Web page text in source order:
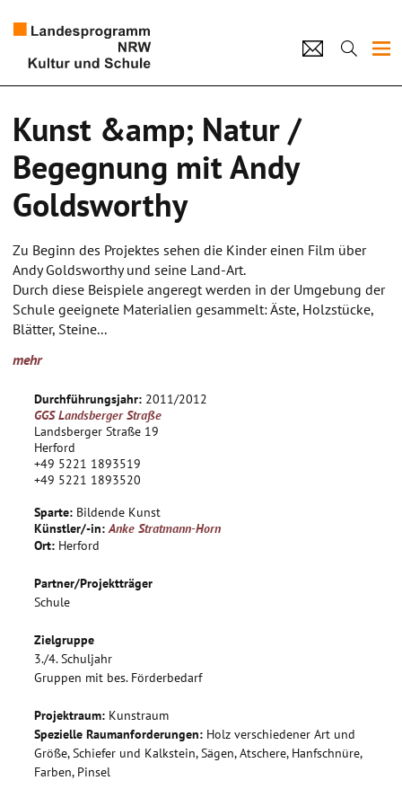
Künstlerpool
Schulen
home Impressum Datenschutz
Kunst &amp; Natur /
Begegnung mit Andy
Goldsworthy
Zu Beginn des Projektes sehen die Kinder einen Film über
Andy Goldsworthy und seine Land-Art.
Durch diese Beispiele angeregt werden in der Umgebung der
Schule geeignete Materialien gesammelt: Äste, Holzstücke,
Blätter, Steine...
die Materialien zusammenstellen, verändern, verfremden und
dann in die Tat umgesetzt. Es entstehen zum Beispiel Tier-
und Menschenfiguren aus Weidenruten, Ammoniten aus
Baumscheiben, schwimmende Objekte aus Ästen und
Blättern, auch vergängliche Strukturen.
Alle Projektschritte werden fotografisch dokumentiert.
Am Ende des Projektes steht eine Ausstellung aller
Kunstwerke und Fotodokumentationen.
mehr
Durchführungsjahr: 2011/2012
GGS Landsberger Straße
Landsberger Straße 19
Herford
+49 5221 1893519
+49 5221 1893520
Sparte: Bildende Kunst
Künstler/-in: Anke Stratmann-Horn
Ort: Herford
Partner/Projektträger
Schule
Zielgruppe
3./4. Schuljahr
Gruppen mit bes. Förderbedarf
Projektraum: Kunstraum
Spezielle Raumanforderungen: Holz verschiedener Art und
Größe, Schiefer und Kalkstein, Sägen, Atschere, Hanfschnüre,
Farben, Pinsel